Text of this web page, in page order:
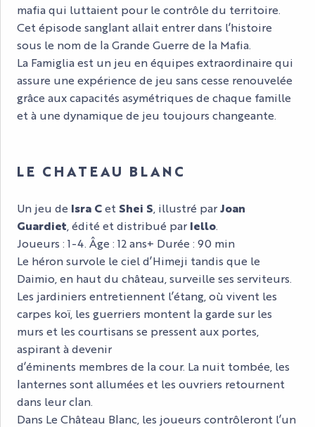
mafia qui luttaient pour le contrôle du territoire.
Cet épisode sanglant allait entrer dans l’histoire
sous le nom de la Grande Guerre de la Mafia.
La Famiglia est un jeu en équipes extraordinaire qui
assure une expérience de jeu sans cesse renouvelée
grâce aux capacités asymétriques de chaque famille
et à une dynamique de jeu toujours changeante.
LE CHATEAU BLANC
Un jeu de Isra Cet Shei S , illustré parJoan
Guardiet , édité et distribué par Iello.
Joueurs : 1-4. Âge : 12 ans+ Durée : 90 min
Le héron survole le ciel d’Himeji tandis que le
Daimio, en haut du château, surveille ses serviteurs.
Les jardiniers entretiennent l’étang, où vivent les
carpes koï, les guerriers montent la garde sur les
murs et les courtisans se pressent aux portes,
aspirant à devenir
d’éminents membres de la cour. La nuit tombée, les
lanternes sont allumées et les ouvriers retournent
dans leur clan.
Dans Le Château Blanc, les joueurs contrôleront l’un